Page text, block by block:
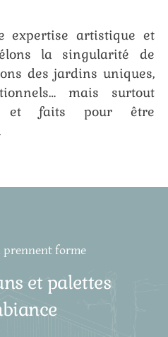
expertise artistique et
la singularité de
des jardins uniques,
mais surtout
et faits pour être
prennent forme
et palettes